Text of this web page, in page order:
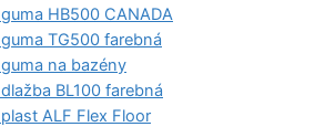
HB500 CANADA
TG500 farebná
na bazény
BL100 farebná
ALF Flex Floor